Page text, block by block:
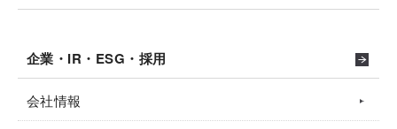
企業・IR・ESG・採用
会社情報